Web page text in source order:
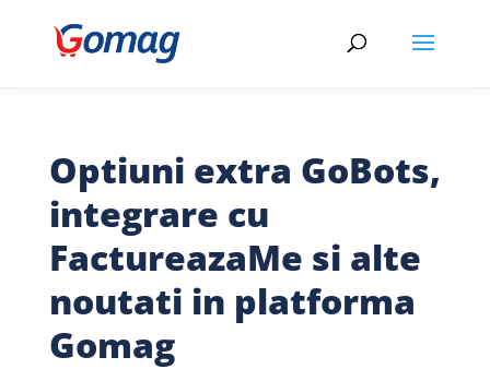
Optiuni extra GoBots,
integrare cu
FactureazaMe si alte
noutati in platforma
Gomag